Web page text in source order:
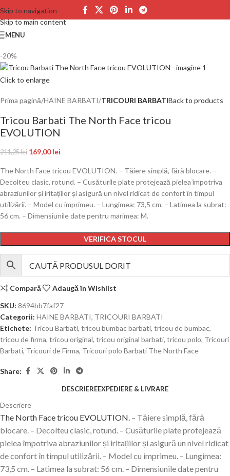
Skip to navigation
Skip to main content
MENU
-20%
Click to enlarge
Prima pagină HAINE BARBATI TRICOURI BARBATIBack to products
Tricou Barbati The North Face tricou
EVOLUTION
211,25lei 169,00lei
The North Face tricou EVOLUTION. – Tăiere simplă, fără blocare. –
Decolteu clasic, rotund. – Cusăturile plate protejează pielea împotriva
abraziunilor și iritațiilor și asigură un nivel ridicat de confort în timpul
utilizării. – Model cu imprimeu. – Lungimea: 73,5 cm. – Latimea la subrat:
56 cm. – Dimensiunile date pentru marimea: M.
VERIFICA STOCUL
Compară
Adaugă în Wishlist
SKU: 8694bb7faf27
Categorii: HAINE BARBATI, TRICOURI BARBATI
Etichete: Tricou Barbati, tricou bumbac barbati, tricou de bumbac,
tricou de firma, tricou original, tricou original barbati, tricou polo, Tricouri
Barbati, Tricouri de Firma, Tricouri polo Barbati The North Face
Share:
DESCRIEREEXPEDIERE & LIVRARE
Descriere
The North Face tricou EVOLUTION. – Tăiere simplă, fără
blocare. – Decolteu clasic, rotund. – Cusăturile plate protejează
pielea împotriva abraziunilor și iritațiilor și asigură un nivel ridicat
de confort în timpul utilizării. – Model cu imprimeu. – Lungimea:
73,5 cm. – Latimea la subrat: 56 cm. – Dimensiunile date pentru